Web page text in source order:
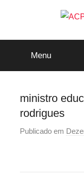
ACP-
Precári@s
Inflexíveis
Menu
ministro
rodrigues
Publicado em